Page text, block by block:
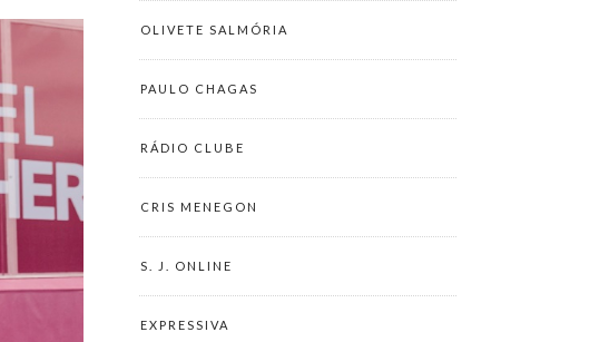
OLIVETE SALMÓRIA
PAULO CHAGAS
RÁDIO CLUBE
CRIS MENEGON
S. J. ONLINE
EXPRESSIVA